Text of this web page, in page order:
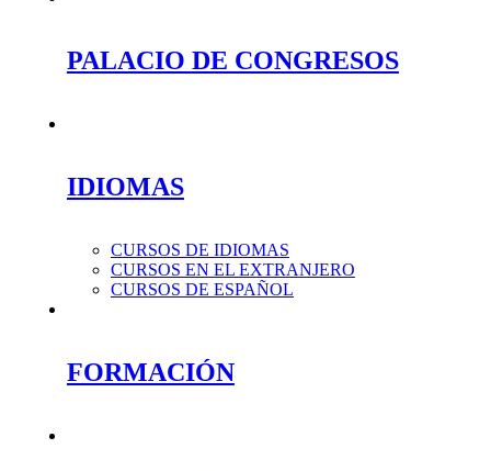
PALACIO DE CONGRESOS
IDIOMAS
CURSOS DE IDIOMAS
CURSOS EN EL EXTRANJERO
CURSOS DE ESPAÑOL
FORMACIÓN